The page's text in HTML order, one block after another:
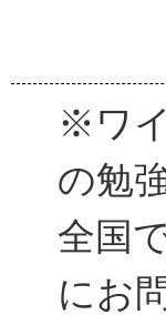
※ワ
の勉
全国
にお